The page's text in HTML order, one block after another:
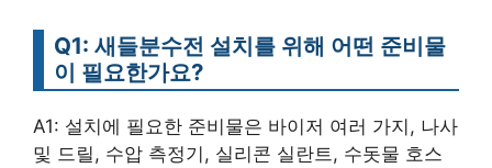
Q1: 새들분수전 설치를 위해 어떤 준비물
이 필요한가요?
A1: 설치에 필요한 준비물은 바이저 여러 가지, 나사
및 드릴, 수압 측정기, 실리콘 실란트, 수돗물 호스